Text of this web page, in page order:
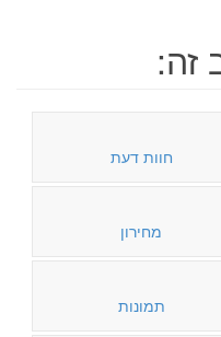
זה:
חוות דעת
מחירון
תמונות